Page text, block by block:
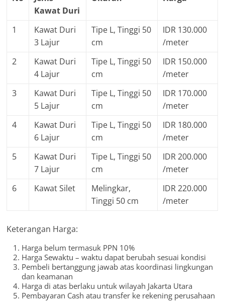
Kawat Duri
1
Kawat Duri
3 Lajur
Tipe L, Tinggi 50
cm
IDR 130.000
/meter
2
Kawat Duri
4 Lajur
Tipe L, Tinggi 50
cm
IDR 150.000
/meter
3
Kawat Duri
5 Lajur
Tipe L, Tinggi 50
cm
IDR 170.000
/meter
4
Kawat Duri
6 Lajur
Tipe L, Tinggi 50
cm
IDR 180.000
/meter
5
Kawat Duri
7 Lajur
Tipe L, Tinggi 50
cm
IDR 200.000
/meter
6
Kawat Silet
Melingkar,
Tinggi 50 cm
IDR 220.000
/meter
Keterangan Harga:
Harga belum termasuk PPN 10%
Harga Sewaktu – waktu dapat berubah sesuai kondisi
Pembeli bertanggung jawab atas koordinasi lingkungan
dan keamanan
Harga di atas berlaku untuk wilayah Jakarta Utara
Pembayaran Cash atau transfer ke rekening perusahaan